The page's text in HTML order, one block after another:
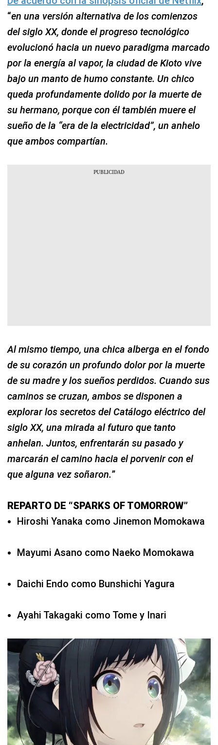
“en una versión alternativa de los comienzos
del siglo XX, donde el progreso tecnológico
evolucionó hacia un nuevo paradigma marcado
por la energía al vapor, la ciudad de Kioto vive
bajo un manto de humo constante. Un chico
queda profundamente dolido por la muerte de
su hermano, porque con él también muere el
sueño de la “era de la electricidad”, un anhelo
que ambos compartían.
Al mismo tiempo, una chica alberga en el fondo
de su corazón un profundo dolor por la muerte
de su madre y los sueños perdidos. Cuando sus
caminos se cruzan, ambos se disponen a
explorar los secretos del Catálogo eléctrico del
siglo XX, una mirada al futuro que tanto
anhelan. Juntos, enfrentarán su pasado y
marcarán el camino hacia el porvenir con el
que alguna vez soñaron.”
REPARTO DE “SPARKS OF TOMORROW”
Hiroshi Yanaka como Jinemon Momokawa
Mayumi Asano como Naeko Momokawa
Daichi Endo como Bunshichi Yagura
Ayahi Takagaki como Tome y Inari